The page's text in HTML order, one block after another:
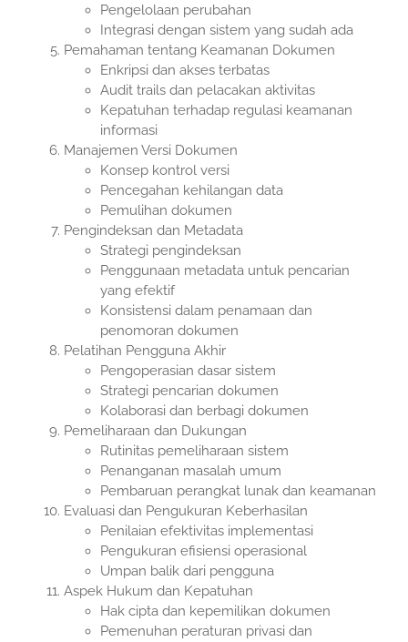
Pengelolaan perubahan
Integrasi dengan sistem yang sudah ada
Pemahaman tentang Keamanan Dokumen
Enkripsi dan akses terbatas
Audit trails dan pelacakan aktivitas
Kepatuhan terhadap regulasi keamanan
informasi
Manajemen Versi Dokumen
Konsep kontrol versi
Pencegahan kehilangan data
Pemulihan dokumen
Pengindeksan dan Metadata
Strategi pengindeksan
Penggunaan metadata untuk pencarian
yang efektif
Konsistensi dalam penamaan dan
penomoran dokumen
Pelatihan Pengguna Akhir
Pengoperasian dasar sistem
Strategi pencarian dokumen
Kolaborasi dan berbagi dokumen
Pemeliharaan dan Dukungan
Rutinitas pemeliharaan sistem
Penanganan masalah umum
Pembaruan perangkat lunak dan keamanan
Evaluasi dan Pengukuran Keberhasilan
Penilaian efektivitas implementasi
Pengukuran efisiensi operasional
Umpan balik dari pengguna
Aspek Hukum dan Kepatuhan
Hak cipta dan kepemilikan dokumen
Pemenuhan peraturan privasi dan